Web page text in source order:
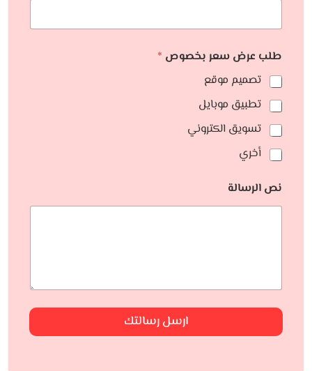
طلب عرض سعر بخصوص *
تصميم موقع
تطبيق موبايل
تسويق الكتروني
أخري
نص الرسالة
ارسل رسالتك